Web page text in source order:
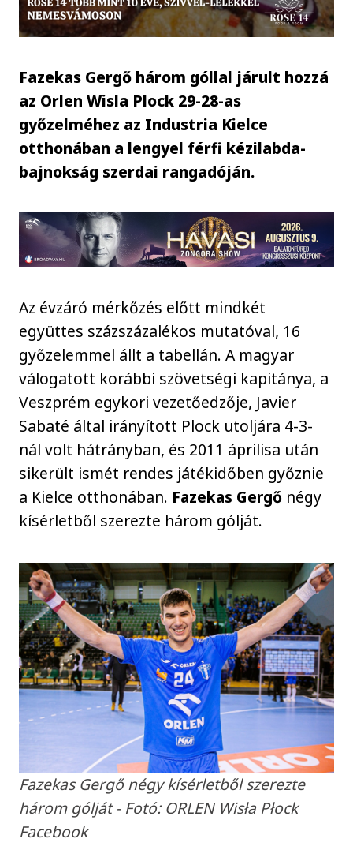
Fazekas Gergő három góllal járult hozzá
az Orlen Wisla Plock 29-28-as
győzelméhez az Industria Kielce
otthonában a lengyel férfi kézilabda-
bajnokság szerdai rangadóján.
Az évzáró mérkőzés előtt mindkét
együttes százszázalékos mutatóval, 16
győzelemmel állt a tabellán. A magyar
válogatott korábbi szövetségi kapitánya, a
Veszprém egykori vezetőedzője, Javier
Sabaté által irányított Plock utoljára 4-3-
nál volt hátrányban, és 2011 áprilisa után
sikerült ismét rendes játékidőben győznie
a Kielce otthonában. Fazekas Gergő négy
kísérletből szerezte három gólját.
Fazekas Gergő négy kísérletből szerezte
három gólját - Fotó: ORLEN Wisła Płock
Facebook